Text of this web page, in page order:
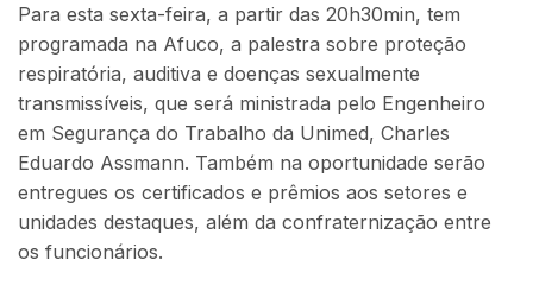
Para esta sexta-feira, a partir das 20h30min, tem
programada na Afuco, a palestra sobre proteção
respiratória, auditiva e doenças sexualmente
transmissíveis, que será ministrada pelo Engenheiro
em Segurança do Trabalho da Unimed, Charles
Eduardo Assmann. Também na oportunidade serão
entregues os certificados e prêmios aos setores e
unidades destaques, além da confraternização entre
os funcionários.